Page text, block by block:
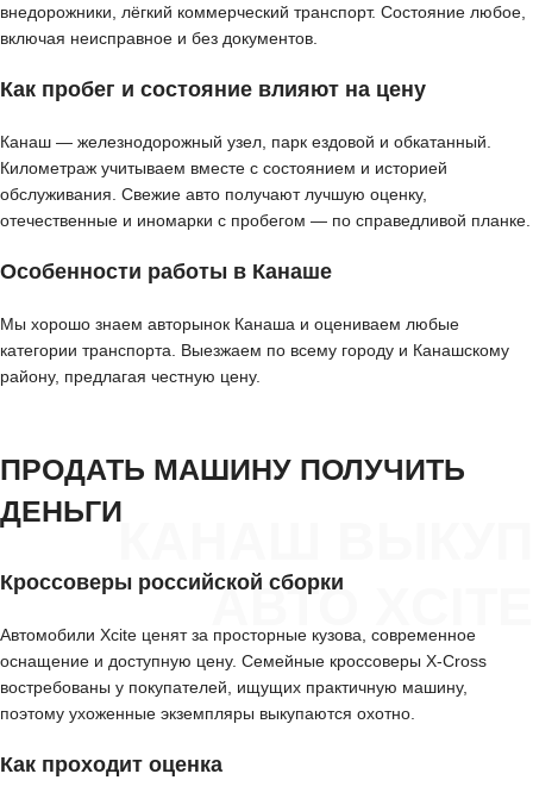
внедорожники, лёгкий коммерческий транспорт. Состояние любое,
включая неисправное и без документов.
Как пробег и состояние влияют на цену
Канаш — железнодорожный узел, парк ездовой и обкатанный.
Километраж учитываем вместе с состоянием и историей
обслуживания. Свежие авто получают лучшую оценку,
отечественные и иномарки с пробегом — по справедливой планке.
Особенности работы в Канаше
Мы хорошо знаем авторынок Канаша и оцениваем любые
категории транспорта. Выезжаем по всему городу и Канашскому
району, предлагая честную цену.
КАНАШ ВЫКУП
АВТО XCITE
ПРОДАТЬ МАШИНУ ПОЛУЧИТЬ
ДЕНЬГИ
Кроссоверы российской сборки
Автомобили Xcite ценят за просторные кузова, современное
оснащение и доступную цену. Семейные кроссоверы X-Cross
востребованы у покупателей, ищущих практичную машину,
поэтому ухоженные экземпляры выкупаются охотно.
Как проходит оценка